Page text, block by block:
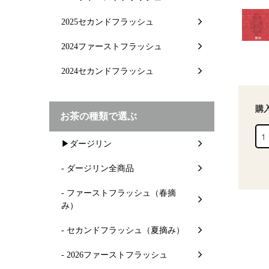
購
2025セカンドフラッシュ
2024ファーストフラッシュ
2024セカンドフラッシュ
お茶の種類で選ぶ
▶ダージリン
- ダージリン全商品
- ファーストフラッシュ（春摘
み）
- セカンドフラッシュ（夏摘み）
- 2026ファーストフラッシュ